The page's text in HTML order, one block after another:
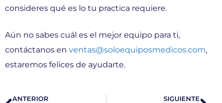
consideres qué es lo tu practica requiere.
Aún no sabes cuál es el mejor equipo para ti,
contáctanos en ventas@soloequiposmedicos.com,
estaremos felices de ayudarte.
ANTERIOR SIGUIENTE